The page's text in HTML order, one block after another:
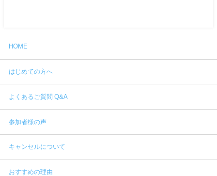
HOME
はじめての方へ
よくあるご質問 Q&A
参加者様の声
キャンセルについて
おすすめの理由